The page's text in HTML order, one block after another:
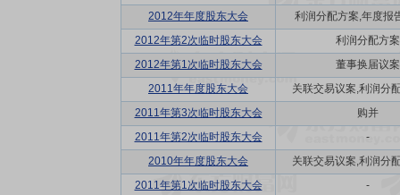
2012年年度股东大会
利润分配方案,年度报
2012年第2次临时股东大会
利润分配方案
2012年第1次临时股东大会
董事换届议案
2011年年度股东大会
关联交易议案,利润分
2011年第3次临时股东大会
购并
2011年第2次临时股东大会
-
2010年年度股东大会
关联交易议案,利润分
2011年第1次临时股东大会
-